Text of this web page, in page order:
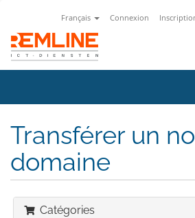
Français Connexion
Transférer un
domaine
Catégories